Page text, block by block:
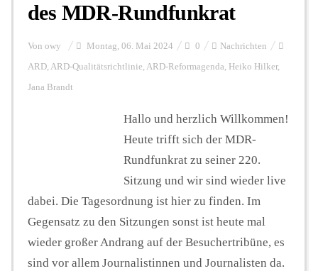
des MDR-Rundfunkrat
Von owy Montag, 06. Mai 2024 0 Nachrichten
ARD, ARD-Qualitätsrichtlinie, ARD-Reformagenda, Heiko Hilker,
Jana Brandt
Hallo und herzlich Willkommen!
Heute trifft sich der MDR-
Rundfunkrat zu seiner 220.
Sitzung und wir sind wieder live
dabei. Die Tagesordnung ist hier zu finden. Im
Gegensatz zu den Sitzungen sonst ist heute mal
wieder großer Andrang auf der Besuchertribüne, es
sind vor allem Journalistinnen und Journalisten da.